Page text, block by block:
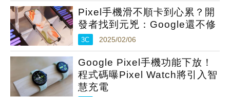
Pixel手機滑不順卡到心累？開
發者找到元兇：Google還不修
3C 2025/02/06
Google Pixel手機功能下放！
程式碼曝Pixel Watch將引入智
慧充電